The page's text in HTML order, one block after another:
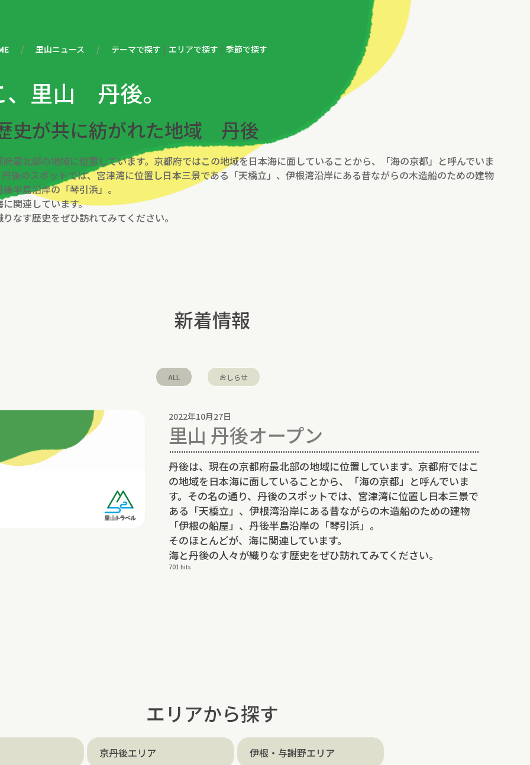
里山ニュース テーマで探す | エリアで探す | 季節で探す
、里山 丹後。
史が共に紡がれた地域 丹後
最北部の地域に位置しています。京都府ではこの地域を日本海に面していることから、「海の京都」と呼んでいま
後のスポットでは、宮津湾に位置し日本三景である「天橋立」、伊根湾沿岸にある昔ながらの木造船のための建物
半島沿岸の「琴引浜」。
関連しています。
なす歴史をぜひ訪れてみてください。
新着情報
ALL おしらせ
2022年10月27日
里山 丹後オープン
丹後は、現在の京都府最北部の地域に位置しています。京都府ではこ
の地域を日本海に面していることから、「海の京都」と呼んでいま
す。その名の通り、丹後のスポットでは、宮津湾に位置し日本三景で
ある「天橋立」、伊根湾沿岸にある昔ながらの木造船のための建物
「伊根の船屋」、丹後半島沿岸の「琴引浜」。
そのほとんどが、海に関連しています。
海と丹後の人々が織りなす歴史をぜひ訪れてみてください。
701 hits
エリアから探す
京丹後エリア 伊根・与謝野エリア